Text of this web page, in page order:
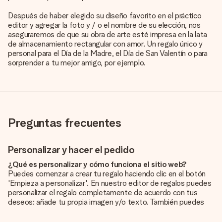
Después de haber elegido su diseño favorito en el práctico
editor y agregar la foto y / o el nombre de su elección, nos
aseguraremos de que su obra de arte esté impresa en la lata
de almacenamiento rectangular con amor. Un regalo único y
personal para el Día de la Madre, el Día de San Valentín o para
sorprender a tu mejor amigo, por ejemplo.
Preguntas frecuentes
Personalizar y hacer el pedido
¿Qué es personalizar y cómo funciona el sitio web?
Puedes comenzar a crear tu regalo haciendo clic en el botón
'Empieza a personalizar'. En nuestro editor de regalos puedes
personalizar el regalo completamente de acuerdo con tus
deseos: añade tu propia imagen y/o texto. También puedes